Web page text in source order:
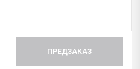
ПРЕДЗАКАЗ